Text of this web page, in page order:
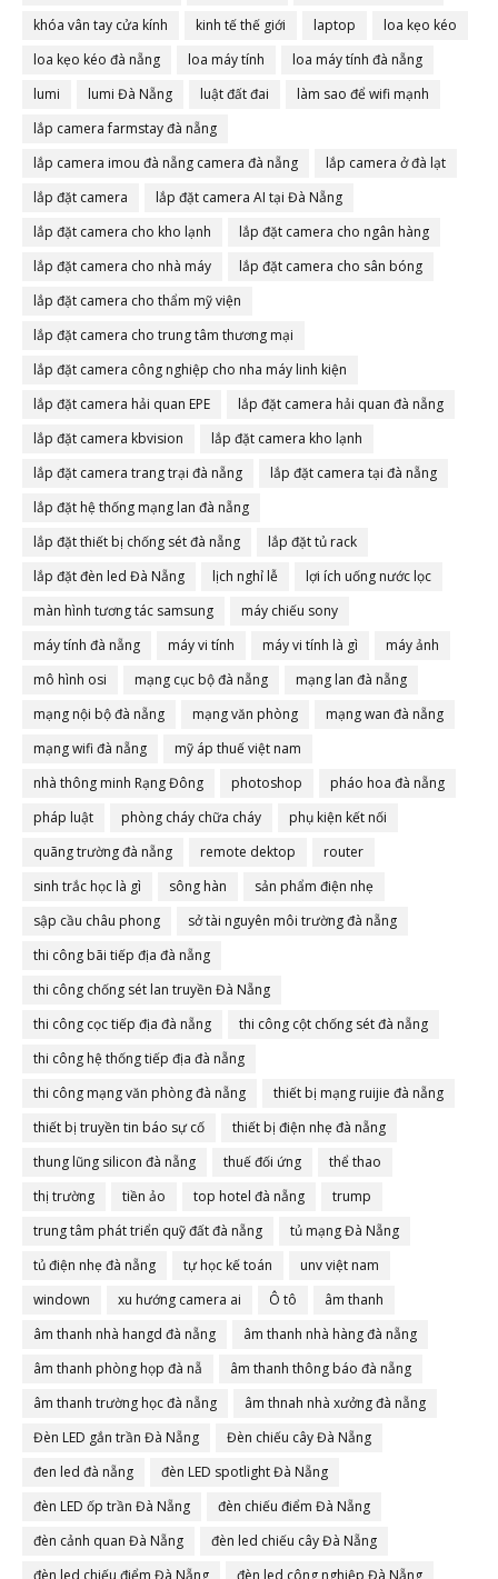
khóa vân tay cửa kính kinh tế thế giới laptop
loa kẹo kéo
loa kẹo kéo đà nẵng
loa máy tính
loa máy tính đà nẵng
lumi
lumi Đà Nẵng luật đất đai
làm sao để wifi mạnh
lắp camera farmstay đà nẵng
lắp camera imou đà nẵng camera đà nẵng
lắp camera ở đà lạt
lắp đặt camera
lắp đặt camera AI tại Đà Nẵng
lắp đặt camera cho kho lạnh
lắp đặt camera cho ngân hàng
lắp đặt camera cho nhà máy
lắp đặt camera cho sân bóng
lắp đặt camera cho thẩm mỹ viện
lắp đặt camera cho trung tâm thương mại
lắp đặt camera công nghiệp cho nha máy linh kiện
lắp đặt camera hải quan EPE
lắp đặt camera hải quan đà nẵng
lắp đặt camera kbvision
lắp đặt camera kho lạnh
lắp đặt camera trang trại đà nẵng
lắp đặt camera tại đà nẵng
lắp đặt hệ thống mạng lan đà nẵng
lắp đặt thiết bị chống sét đà nẵng
lắp đặt tủ rack
lắp đặt đèn led Đà Nẵng
lịch nghỉ lễ
lợi ích uống nước lọc
màn hình tương tác samsung
máy chiếu sony
máy tính đà nẵng
máy vi tính máy vi tính là gì
máy ảnh
mô hình osi
mạng cục bộ đà nẵng
mạng lan đà nẵng
mạng nội bộ đà nẵng
mạng văn phòng
mạng wan đà nẵng
mạng wifi đà nẵng
mỹ áp thuế việt nam
nhà thông minh Rạng Đông
photoshop
pháo hoa đà nẵng
pháp luật
phòng cháy chữa cháy
phụ kiện kết nối
quãng trường đà nẵng
remote dektop
router
sinh trắc học là gì
sông hàn
sản phẩm điện nhẹ
sập cầu châu phong
sở tài nguyên môi trường đà nẵng
thi công bãi tiếp địa đà nẵng
thi công chống sét lan truyền Đà Nẵng
thi công cọc tiếp địa đà nẵng
thi công cột chống sét đà nẵng
thi công hệ thống tiếp địa đà nẵng
thi công mạng văn phòng đà nẵng
thiết bị mạng ruijie đà nẵng
thiết bị truyền tin báo sự cố
thiết bị điện nhẹ đà nẵng
thung lũng silicon đà nẵng
thuế đối ứng
thể thao
thị trường
tiền ảo top hotel đà nẵng
trump
trung tâm phát triển quỹ đất đà nẵng
tủ mạng Đà Nẵng
tủ điện nhẹ đà nẵng
tự học kế toán
unv việt nam
windown
xu hướng camera ai Ô tô
âm thanh
âm thanh nhà hangd đà nẵng
âm thanh nhà hàng đà nẵng
âm thanh phòng họp đà nẵ
âm thanh thông báo đà nẵng
âm thanh trường học đà nẵng
âm thnah nhà xưởng đà nẵng
Đèn LED gắn trần Đà Nẵng
Đèn chiếu cây Đà Nẵng
đen led đà nẵng
đèn LED spotlight Đà Nẵng
đèn LED ốp trần Đà Nẵng
đèn chiếu điểm Đà Nẵng
đèn cảnh quan Đà Nẵng
đèn led chiếu cây Đà Nẵng
đèn led chiếu điểm Đà Nẵng
đèn led công nghiệp Đà Nẵng